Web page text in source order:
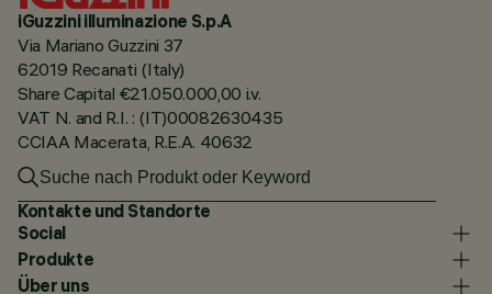
iGuzzini illuminazione S.p.A
Via Mariano Guzzini 37
62019 Recanati (Italy)
Share Capital €21.050.000,00 i.v.
VAT N. and R.I. : (IT)00082630435
CCIAA Macerata, R.E.A. 40632
Kontakte und Standorte
Social
Produkte
Über uns